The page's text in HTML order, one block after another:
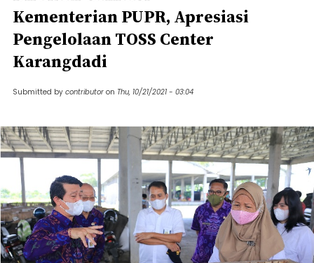
Kementerian PUPR, Apresiasi
Pengelolaan TOSS Center
Karangdadi
Submitted by contributor on Thu, 10/21/2021 - 03:04